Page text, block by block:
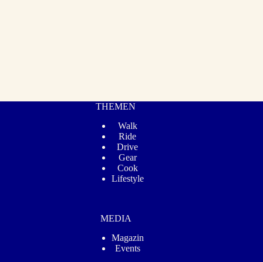
THEMEN
Walk
Ride
Drive
Gear
Cook
Lifestyle
MEDIA
Magazin
Events